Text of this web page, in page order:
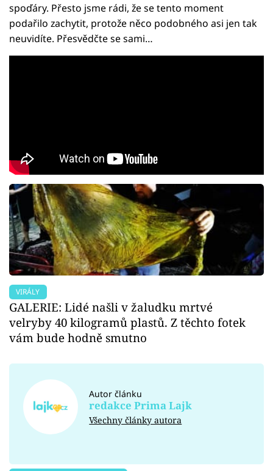
spoďáry. Přesto jsme rádi, že se tento moment
podařilo zachytit, protože něco podobného asi jen tak
neuvidíte. Přesvědčte se sami…
VIRÁLY
GALERIE: Lidé našli v žaludku mrtvé
velryby 40 kilogramů plastů. Z těchto fotek
vám bude hodně smutno
Autor článku
redakce Prima Lajk
Všechny články autora